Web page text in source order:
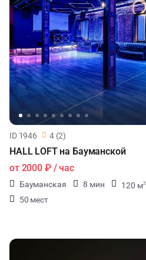
ID 1946 4 (2)
HALL LOFT на Бауманской
от 2000 ₽/ час
Бауманская 8 мин 120 м2
50 мест